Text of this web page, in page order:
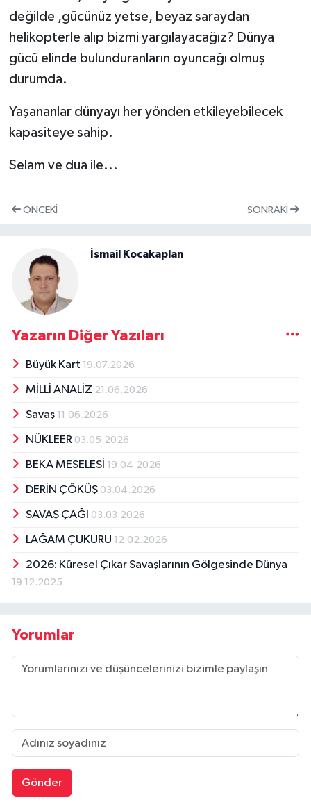
değilde ,gücünüz yetse, beyaz saraydan
helikopterle alıp bizmi yargılayacağız? Dünya
gücü elinde bulunduranların oyuncağı olmuş
durumda.
Yaşananlar dünyayı her yönden etkileyebilecek
kapasiteye sahip.
Selam ve dua ile...
ÖNCEKI SONRAKI
İsmail Kocakaplan
Yazarın Diğer Yazıları
Büyük Kart 19.07.2026
MİLLİ ANALİZ 21.06.2026
Savaş 11.06.2026
NÜKLEER 03.05.2026
BEKA MESELESİ 19.04.2026
DERİN ÇÖKÜŞ 03.04.2026
SAVAŞ ÇAĞI 03.03.2026
LAĞAM ÇUKURU 12.02.2026
2026: Küresel Çıkar Savaşlarının Gölgesinde Dünya
19.12.2025
Yorumlar
Gönder